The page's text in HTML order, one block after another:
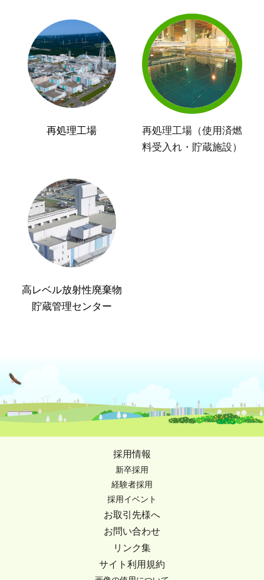
再処理工場
再処理工場（使用済燃
料受入れ・貯蔵施設）
高レベル放射性廃棄物
貯蔵管理センター
採用情報
新卒採用
経験者採用
採用イベント
お取引先様へ
お問い合わせ
リンク集
サイト利用規約